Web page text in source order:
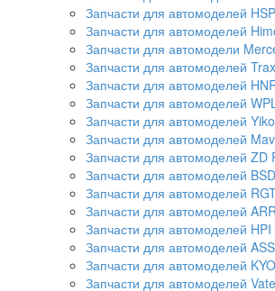
Запчасти для автомоделей
Запчасти для автомоделей
Запчасти для автомодели
Запчасти для автомоделей
Запчасти для автомоделей
Запчасти для автомоделей
Запчасти для автомоделей
Запчасти для автомоделей
Запчасти для автомоделей ZD
Запчасти для автомоделей
Запчасти для автомоделей
Запчасти для автомоделей
Запчасти для автомоделей HPI
Запчасти для автомоделей
Запчасти для автомоделей
Запчасти для автомоделей